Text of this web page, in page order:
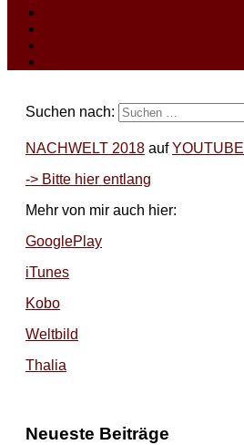
Suchen nach:
NACHWELT 2018 aufYOUTUBE
-> Bitte hier entlang
Mehr von mir auch hier:
GooglePlay
iTunes
Kobo
Weltbild
Thalia
Neueste Beiträge